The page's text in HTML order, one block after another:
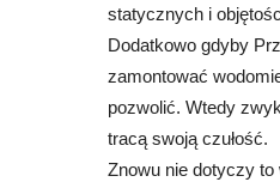
statycznych i
Dodatkowo gdyby
zamontować
pozwolić. Wtedy
tracą swoją czułość.
Znowu nie dotyczy